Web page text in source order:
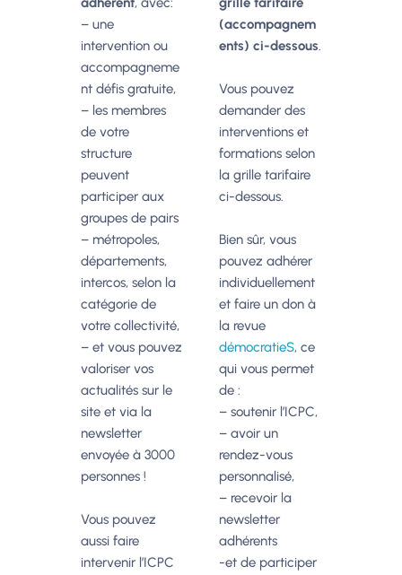
– une
intervention ou
accompagneme
nt défis gratuite,
– les membres
de votre
structure
peuvent
participer aux
groupes de pairs
– métropoles,
départements,
intercos, selon la
catégorie de
votre collectivité,
– et vous pouvez
valoriser vos
actualités sur le
site et via la
newsletter
envoyée à 3000
personnes !
Vous pouvez
aussi faire
intervenir l’ICPC
(accompagnem
ents) ci-dessous.
Vous pouvez
demander des
interventions et
formations selon
la grille tarifaire
ci-dessous.
Bien sûr, vous
pouvez adhérer
individuellement
et faire un don à
la revue
démocratieS, ce
qui vous permet
de :
– soutenir l’ICPC,
– avoir un
rendez-vous
personnalisé,
– recevoir la
newsletter
adhérents
-et de participer